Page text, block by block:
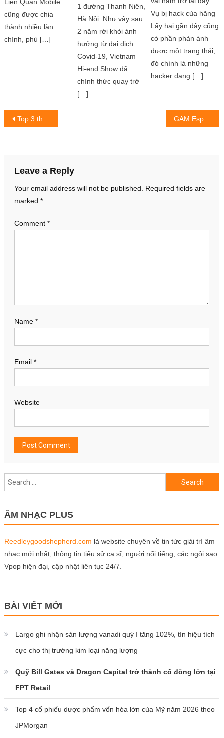
cũng được chia
thành nhiều làn
chính, phù […]
1 đường Thanh Niên,
Hà Nội. Như vậy sau
2 năm rời khỏi ảnh
hưởng từ đại dịch
Covid-19, Vietnam
Hi-end Show đã
chính thức quay trở
[…]
Vụ bị hack của hãng
Lấy hai gần đây cũng
có phần phản ánh
được một trạng thái,
đó chính là những
hacker đang […]
Post
Top 3 thứ mà game thủ có thể chế tạo với Redstone GAM Esports chính thức lên đường sang Mỹ, Riot Games làm lại trang hệ thống bị Thần Thoại
Leave a Reply
Your email address will not be published. Required fields are
marked *
Comment *
Name *
Email *
Website
Search
for:
ÂM NHẠC PLUS
Reedleygoodshepherd.com là website chuyên về tin tức giải trí âm
nhạc mới nhất, thông tin tiểu sử ca sĩ, người nổi tiếng, các ngôi sao
Vpop hiện đại, cập nhật liên tục 24/7.
BÀI VIẾT MỚI
Largo ghi nhận sản lượng vanadi quý I tăng 102%, tín hiệu tích
cực cho thị trường kim loại năng lượng
Quỹ Bill Gates và Dragon Capital trở thành cổ đông lớn tại
FPT Retail
Top 4 cổ phiếu dược phẩm vốn hóa lớn của Mỹ năm 2026 theo
JPMorgan